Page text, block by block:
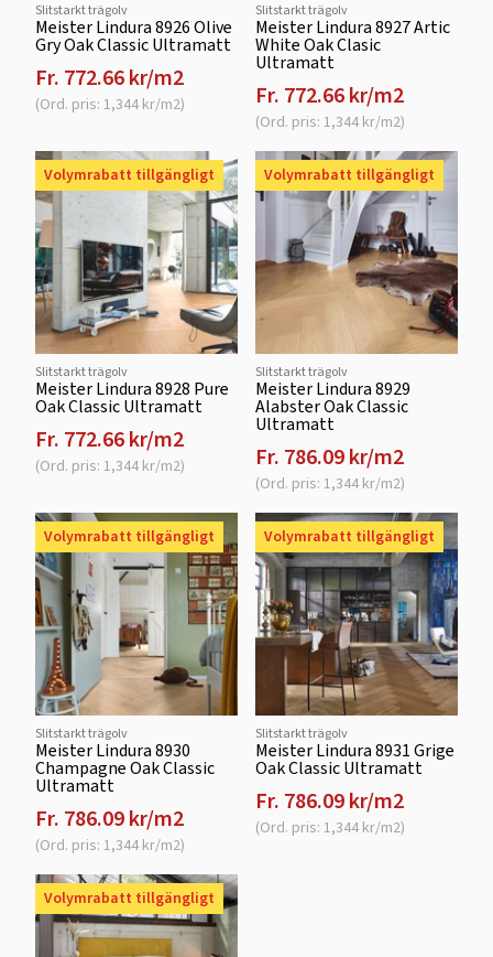
Slitstarkt trägolv
Meister Lindura 8926 Olive
Gry Oak Classic Ultramatt
Fr. 772.66 kr/m2
(Ord. pris: 1,344 kr/m2)
Slitstarkt trägolv
Meister Lindura 8927 Artic
White Oak Clasic
Ultramatt
Fr. 772.66 kr/m2
(Ord. pris: 1,344 kr/m2)
Volymrabatt tillgängligt
Slitstarkt trägolv
Meister Lindura 8928 Pure
Oak Classic Ultramatt
Fr. 772.66 kr/m2
(Ord. pris: 1,344 kr/m2)
Volymrabatt tillgängligt
Slitstarkt trägolv
Meister Lindura 8929
Alabster Oak Classic
Ultramatt
Fr. 786.09 kr/m2
(Ord. pris: 1,344 kr/m2)
Volymrabatt tillgängligt
Slitstarkt trägolv
Meister Lindura 8930
Champagne Oak Classic
Ultramatt
Fr. 786.09 kr/m2
(Ord. pris: 1,344 kr/m2)
Volymrabatt tillgängligt
Slitstarkt trägolv
Meister Lindura 8931 Grige
Oak Classic Ultramatt
Fr. 786.09 kr/m2
(Ord. pris: 1,344 kr/m2)
Volymrabatt tillgängligt